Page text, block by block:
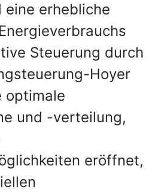
erhebliche
Steuerung durch
Hoyer
optimale
und -verteilung,
eröffnet,